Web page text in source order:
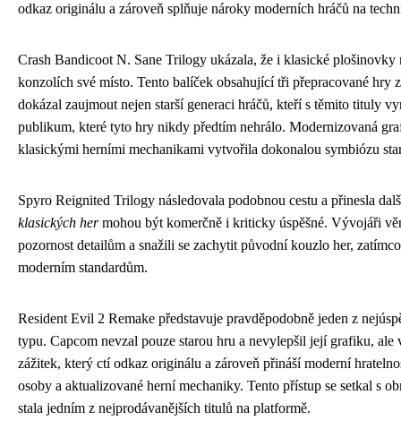
odkaz originálu a zároveň splňuje nároky moderních hráčů na
Crash Bandicoot N. Sane Trilogy ukázala, že i klasické plošinovky
konzolích své místo. Tento balíček obsahující tři přepracované hry
dokázal zaujmout nejen starší generaci hráčů, kteří s těmito tituly
publikum, které tyto hry nikdy předtím nehrálo. Modernizovaná
klasickými herními mechanikami vytvořila dokonalou symbiózu
Spyro Reignited Trilogy následovala podobnou cestu a přinesla
klasických hermohou být komerčně i kriticky úspěšné. Vývojáři
pozornost detailům a snažili se zachytit původní kouzlo her,
moderním standardům.
Resident Evil 2 Remake představuje pravděpodobně jeden z
typu. Capcom nevzal pouze starou hru a nevylepšil její grafiku,
zážitek, který ctí odkaz originálu a zároveň přináší moderní
osoby a aktualizované herní mechaniky. Tento přístup se setkal s
stala jedním z nejprodávanějších titulů na platformě.